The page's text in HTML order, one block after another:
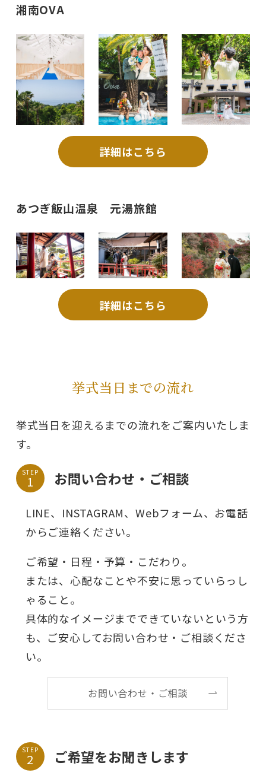
湘南OVA
詳細はこちら
あつぎ飯山温泉 元湯旅館
詳細はこちら
挙式当日までの流れ
挙式当日を迎えるまでの流れをご案内いたしま
す。
STEP お問い合わせ・ご相談
LINE、INSTAGRAM、Webフォーム、お電話
からご連絡ください。
ご希望・日程・予算・こだわり。
または、心配なことや不安に思っていらっし
ゃること。
具体的なイメージまでできていないという方
も、ご安心してお問い合わせ・ご相談くださ
い。
お問い合わせ・ご相談
STEP ご希望をお聞きします